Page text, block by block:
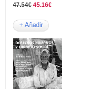
47.54€ 45.16€
+ Añadir